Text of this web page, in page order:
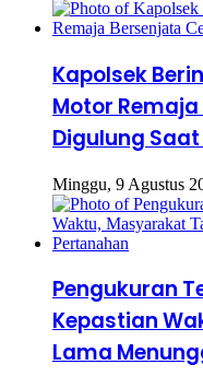
Kapolsek
Motor
Digulung Saat
Minggu, 9 Agustus
Pengukuran
Kepastian
Lama